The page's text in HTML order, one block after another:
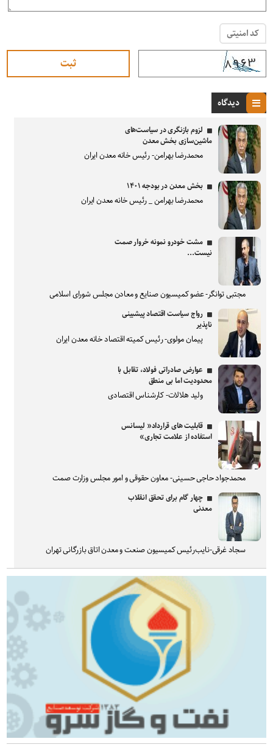
کد امنیتی
دیدگاه
لزوم بازنگری در سیاست‌های
ماشین‌سازی بخش معدن
محمدرضا بهرامن- رئیس خانه معدن ایران
بخش معدن در بودجه ۱۴۰۱
محمدرضا بهرامن _ رئیس خانه معدن ایران
مشت خودرو نمونه خروار صمت
نیست...
مجتبی توانگر- عضو کمیسیون صنایع و معادن مجلس شورای اسلامی
رواج سیاست اقتصاد پیشبینی
ناپذیر
پیمان مولوی- رئیس کمیته اقتصاد خانه معدن ایران
عوارض صادراتی فولاد، تقابل با
محدودیت اما بی منطق
ولید هلالات- کارشناس اقتصادی
قابلیت های قرارداد« لیسانس
استفاده از علامت تجاری»
محمدجواد حاجی حسینی- معاون حقوقی و امور مجلس وزارت صمت
چهار گام برای تحقق انقلاب
معدنی
سجاد غرقی-نایب‌رئیس کمیسیون صنعت و معدن اتاق بازرگانی تهران